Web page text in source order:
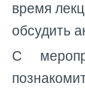
время
обсудить
С